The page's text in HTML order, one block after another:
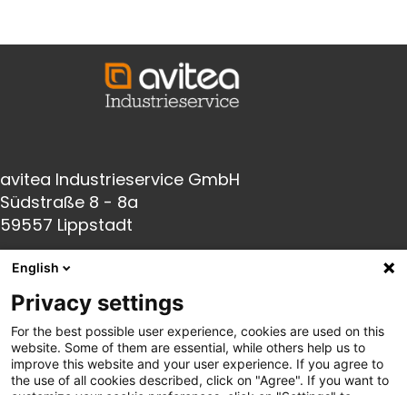
avitea Industrieservice GmbH
Südstraße 8 - 8a
59557 Lippstadt
Fon:+49(0) 2941 66005-0
Fax: +49(0) 2941 66005-140
E-Mail:info@avitea-industrieservice.de
English
Privacy settings
For the best possible user experience, cookies are used on this
website. Some of them are essential, while others help us to
improve this website and your user experience. If you agree to
the use of all cookies described, click on "Agree". If you want to